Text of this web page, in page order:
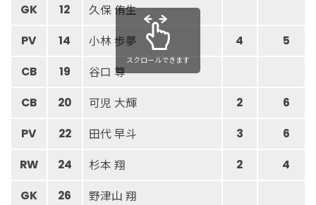
GK 12 久保 侑生
PV 14 小林 歩夢 4 5
CB 19 谷口 尊
CB 20 可児 大輝 2 6
PV 22 田代 早斗 3 6
RW 24 杉本 翔 2 4
GK 26 野津山 翔
スクロールできます